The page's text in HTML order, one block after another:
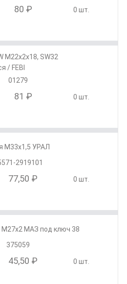
80 ₽ 0 шт.
М22х2х18, SW32
/ FEBI
01279
81 ₽ 0 шт.
М33х1,5 УРАЛ
2919101
77,50 ₽ 0 шт.
М27х2 МАЗ под ключ 38
375059
45,50 ₽ 0 шт.